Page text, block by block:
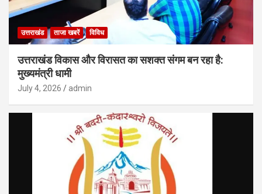
उत्तराखंड ताजा खबरें विविध
उत्तराखंड विकास और विरासत का सशक्त संगम बन रहा है:
मुख्यमंत्री धामी
July 4, 2026 admin